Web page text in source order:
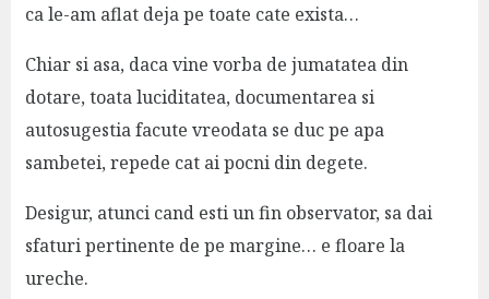
ca le-am aflat deja pe toate cate exista…
Chiar si asa, daca vine vorba de jumatatea din
dotare, toata luciditatea, documentarea si
autosugestia facute vreodata se duc pe apa
sambetei, repede cat ai pocni din degete.
Desigur, atunci cand esti un fin observator, sa dai
sfaturi pertinente de pe margine… e floare la
ureche.